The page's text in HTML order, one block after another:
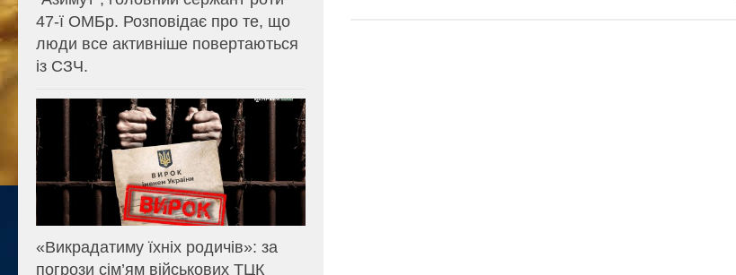
47-ї ОМБр. Розповідає про те, що
люди все активніше повертаються
із СЗЧ.
«Викрадатиму їхніх родичів»: за
погрози сім’ям військових ТЦК